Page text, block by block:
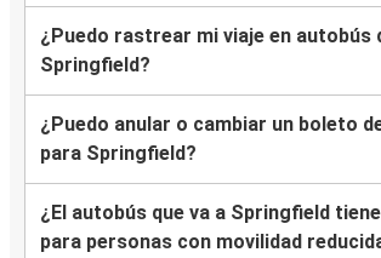
¿Puedo rastrear mi viaje en autobús
Springfield?
¿Puedo anular o cambiar un boleto
para Springfield?
¿El autobús que va a Springfield
para personas con movilidad